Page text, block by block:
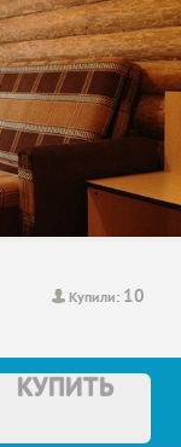
Купили: 10
КУПИТЬ